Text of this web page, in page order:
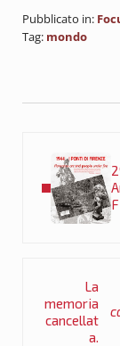
Pubblicato in:
Tag: mondo
La
memoria
cancellat
a.